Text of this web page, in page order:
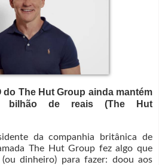
do The Hut Group ainda mantém
de reais (The Hut
da companhia britânica de
The Hut Group fez algo que
dinheiro) para fazer: doou aos